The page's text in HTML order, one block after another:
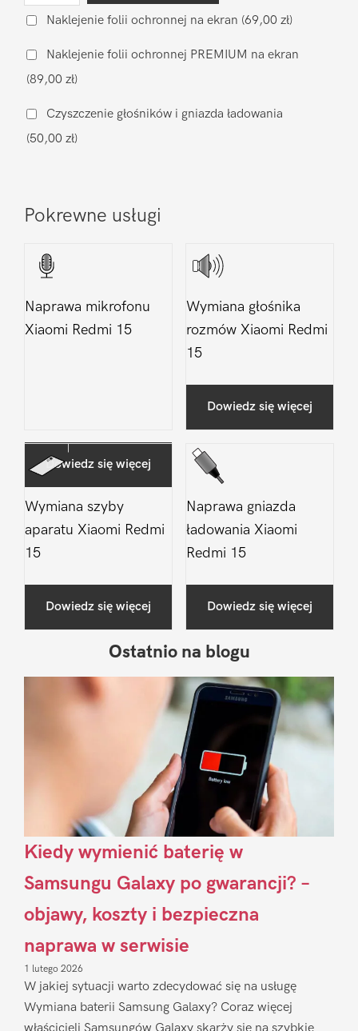
po
Xiaomi
Redmi
15
Naklejenie folii ochronnej na ekran (69,00 zł)
Naklejenie folii ochronnej PREMIUM na ekran
(89,00 zł)
Czyszczenie głośników i gniazda ładowania
(50,00 zł)
Pokrewne usługi
Naprawa mikrofonu
Xiaomi Redmi 15
Dowiedz się więcej
Wymiana głośnika
rozmów Xiaomi Redmi
15
Dowiedz się więcej
Wymiana szyby
aparatu Xiaomi Redmi
15
Dowiedz się więcej
Naprawa gniazda
ładowania Xiaomi
Redmi 15
Dowiedz się więcej
Sidebar
Ostatnio na blogu
Kiedy wymienić baterię w
Samsungu Galaxy po gwarancji? –
objawy, koszty i bezpieczna
naprawa w serwisie
1 lutego 2026
W jakiej sytuacji warto zdecydować się na usługę
Wymiana baterii Samsung Galaxy? Coraz więcej